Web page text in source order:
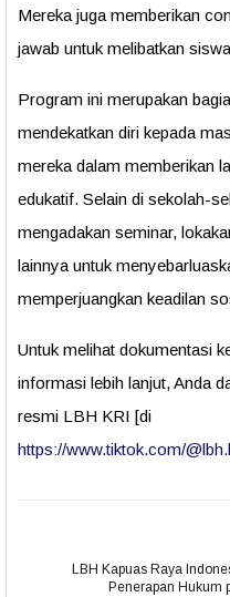
Mereka juga memberikan
jawab untuk melibatkan
Program ini merupakan
mendekatkan diri kepada
mereka dalam memberikan
edukatif. Selain di sekolah-
mengadakan seminar,
lainnya untuk
memperjuangkan keadilan
Untuk melihat dokumentasi
informasi lebih lanjut, Anda
resmi LBH KRI [di
https://www.tiktok.com/
LBH Kapuas Raya
Penerapan Hukum